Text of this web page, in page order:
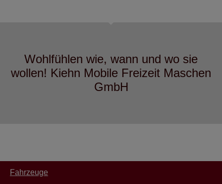
Wohlfühlen wie, wann und wo sie
wollen! Kiehn Mobile Freizeit Maschen
GmbH
Fahrzeuge